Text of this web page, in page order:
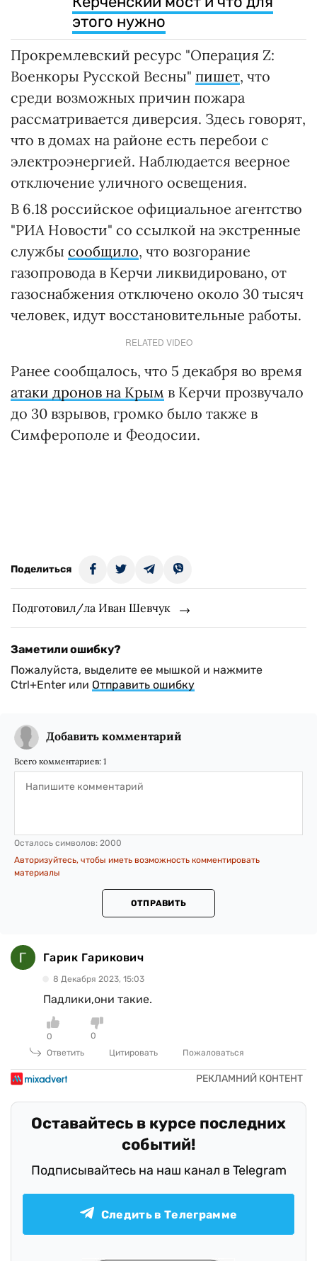
этого нужно
Прокремлевский ресурс "Операция Z:
Военкоры Русской Весны" пишет, что
среди возможных причин пожара
рассматривается диверсия. Здесь говорят,
что в домах на районе есть перебои с
электроэнергией. Наблюдается веерное
отключение уличного освещения.
В 6.18 российское официальное агентство
"РИА Новости" со ссылкой на экстренные
службы сообщило, что возгорание
газопровода в Керчи ликвидировано, от
газоснабжения отключено около 30 тысяч
человек, идут восстановительные работы.
RELATED VIDEO
Ранее сообщалось, что 5 декабря во время
атаки дронов на Крым в Керчи прозвучало
до 30 взрывов, громко было также в
Симферополе и Феодосии.
Поделиться
Подготовил/ла Иван Шевчук
Заметили ошибку?
Пожалуйста, выделите ее мышкой и нажмите
Ctrl+Enter или Отправить ошибку
Добавить комментарий
Всего комментариев: 1
Осталось символов: 2000
Авторизуйтесь, чтобы иметь возможность комментировать
материалы
ОТПРАВИТЬ
Гарик Гарикович
8 Декабря 2023, 15:03
Падлики,они такие.
0
0
Ответить
Цитировать Пожаловаться
Оставайтесь в курсе последних
событий!
Подписывайтесь на наш канал в Telegram
Следить в Телеграмме